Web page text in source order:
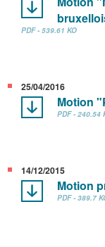
PDF - 539.61 KO
25/04/2016
Motion
PDF - 240.54
14/12/2015
Motion
PDF - 389.7